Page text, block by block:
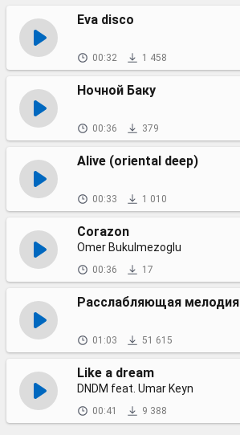
Eva disco
00:32 1 458
Ночной Баку
00:36 379
Alive (oriental deep)
00:33 1 010
Corazon
Omer Bukulmezoglu
00:36 17
Расслабляющая мелодия
01:03 51 615
Like a dream
DNDM feat. Umar Keyn
00:41 9 388